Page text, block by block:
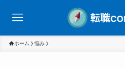
ホーム 悩み